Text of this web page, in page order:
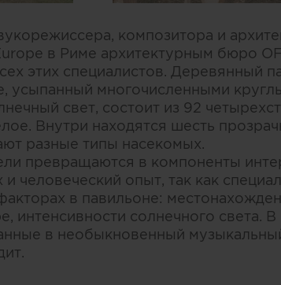
композитора и
в Риме архитектурным бюро
этих специалистов. Деревянный
усыпанный многочисленными
свет, состоит из 92
Внутри находятся шесть
разные типы насекомых.
превращаются в компоненты
человеческий опыт, так как
в павильоне:
интенсивности солнечного света.
в необыкновенный